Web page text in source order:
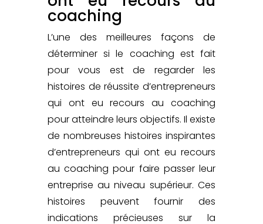
coaching
L’une des meilleures façons de
déterminer si le coaching est fait
pour vous est de regarder les
histoires de réussite d’entrepreneurs
qui ont eu recours au coaching
pour atteindre leurs objectifs. Il existe
de nombreuses histoires inspirantes
d’entrepreneurs qui ont eu recours
au coaching pour faire passer leur
entreprise au niveau supérieur. Ces
histoires peuvent fournir des
indications précieuses sur la